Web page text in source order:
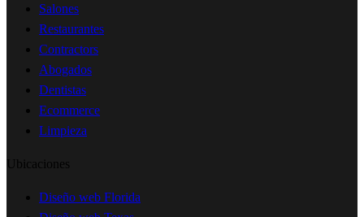
Salones
Restaurantes
Contractors
Abogados
Dentistas
Ecommerce
Limpieza
Ubicaciones
Diseño web Florida